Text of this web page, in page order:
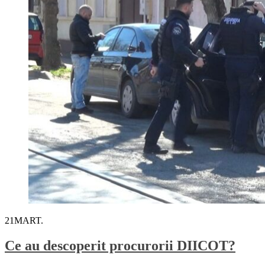
21MART.
Ce au descoperit procurorii DIICOT?